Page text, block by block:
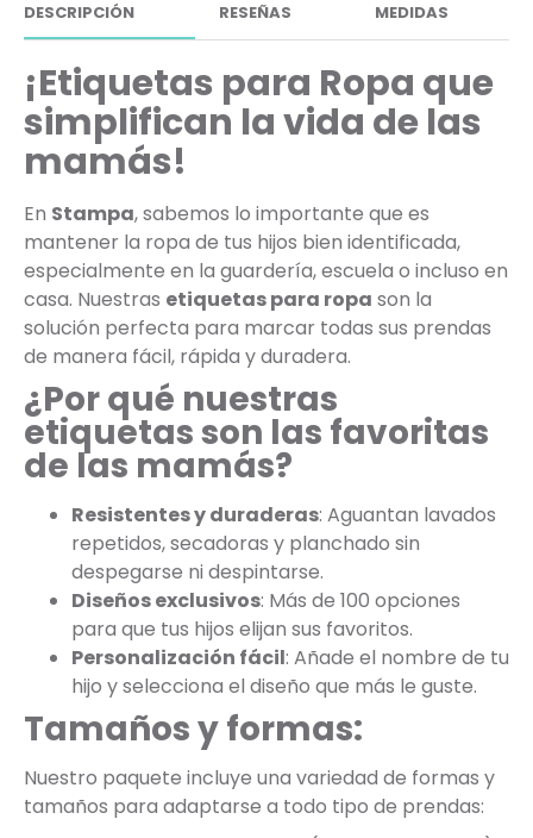
DESCRIPCIÓN RESEÑAS MEDIDAS
¡Etiquetas para Ropa que
simplifican la vida de las
mamás!
En Stampa, sabemos lo importante que es
mantener la ropa de tus hijos bien identificada,
especialmente en la guardería, escuela o incluso en
casa. Nuestras etiquetas para ropa son la
solución perfecta para marcar todas sus prendas
de manera fácil, rápida y duradera.
¿Por qué nuestras
etiquetas son las favoritas
de las mamás?
Resistentes y duraderas: Aguantan lavados
repetidos, secadoras y planchado sin
despegarse ni despintarse.
Diseños exclusivos: Más de 100 opciones
para que tus hijos elijan sus favoritos.
Personalización fácil: Añade el nombre de tu
hijo y selecciona el diseño que más le guste.
Tamaños y formas:
Nuestro paquete incluye una variedad de formas y
tamaños para adaptarse a todo tipo de prendas: